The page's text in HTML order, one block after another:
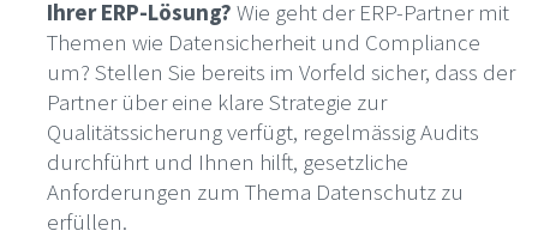
Ihrer ERP-Lösung? Wie geht der ERP-Partner mit
Themen wie Datensicherheit und Compliance
um? Stellen Sie bereits im Vorfeld sicher, dass der
Partner über eine klare Strategie zur
Qualitätssicherung verfügt, regelmässig Audits
durchführt und Ihnen hilft, gesetzliche
Anforderungen zum Thema Datenschutz zu
erfüllen.